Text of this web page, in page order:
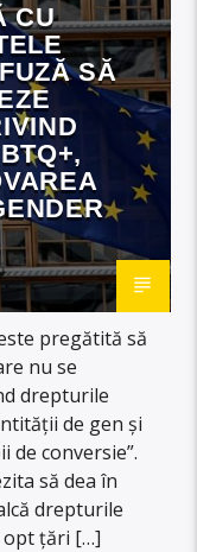
CU
SĂ
pregătită să
nu se
drepturile
de gen și
de conversie”.
să dea în
drepturile
opt țări […]